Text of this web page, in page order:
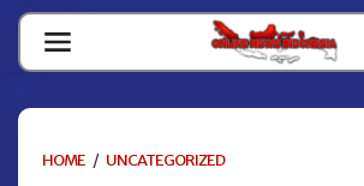
Skip
content
HOME / UNCATEGORIZEDJAWABAN